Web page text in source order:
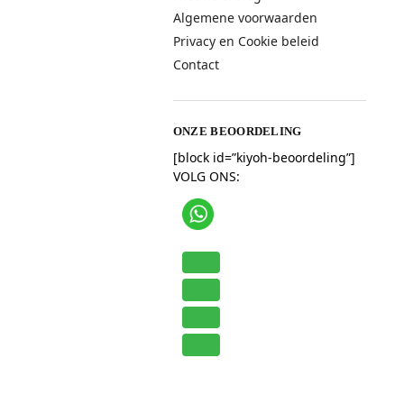
Algemene voorwaarden
Privacy en Cookie beleid
Contact
ONZE BEOORDELING
[block id=”kiyoh-beoordeling”]
VOLG ONS: